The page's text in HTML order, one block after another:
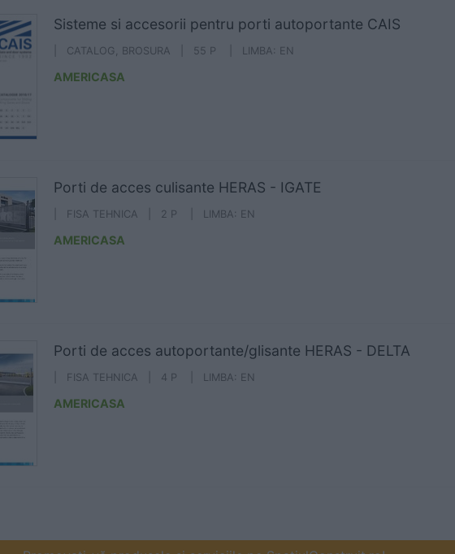
Sisteme si accesorii pentru porti autoportante CAIS
| CATALOG, BROSURA | 55 P | LIMBA: EN
AMERICASA
Porti de acces culisante HERAS - IGATE
| FISA TEHNICA | 2 P | LIMBA: EN
AMERICASA
Porti de acces autoportante/glisante HERAS - DELTA
| FISA TEHNICA | 4 P | LIMBA: EN
AMERICASA